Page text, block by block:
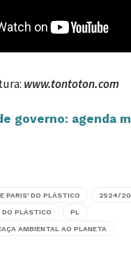
www.tontoton.com
governo: agenda
PARIS' DO PLÁSTICO 2524/
DO PLÁSTICO PL
AMBIENTAL AO PLANETA